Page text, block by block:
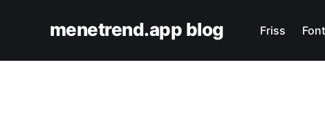
menetrend.app blog Friss